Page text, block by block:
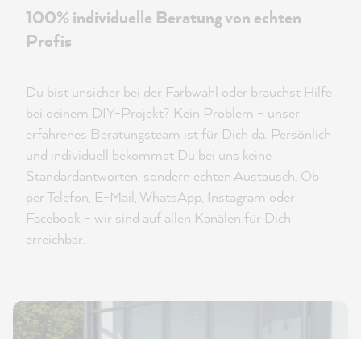
100% individuelle Beratung von echten
Profis
Du bist unsicher bei der Farbwahl oder brauchst Hilfe
bei deinem DIY-Projekt? Kein Problem – unser
erfahrenes Beratungsteam ist für Dich da. Persönlich
und individuell bekommst Du bei uns keine
Standardantworten, sondern echten Austausch. Ob
per Telefon, E-Mail, WhatsApp, Instagram oder
Facebook – wir sind auf allen Kanälen für Dich
erreichbar.